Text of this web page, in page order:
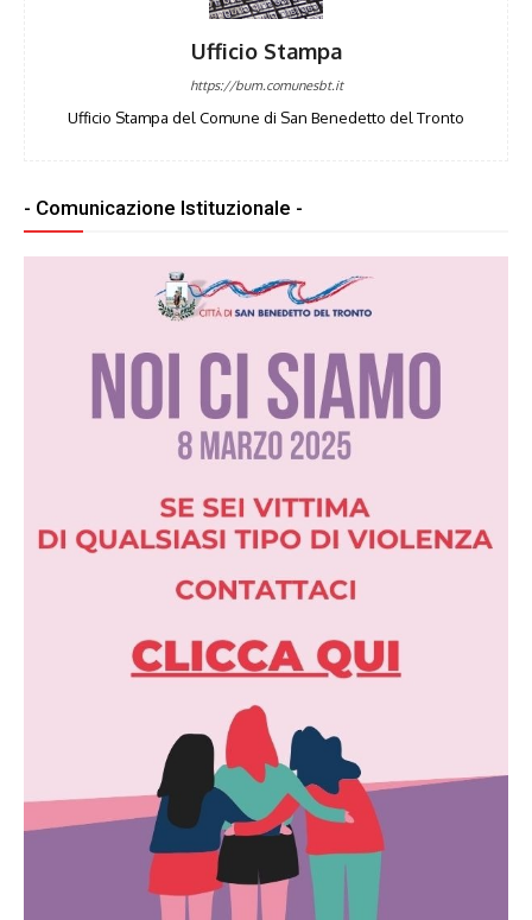
Ufficio Stampa
https://bum.comunesbt.it
Ufficio Stampa del Comune di San Benedetto del Tronto
- Comunicazione Istituzionale -